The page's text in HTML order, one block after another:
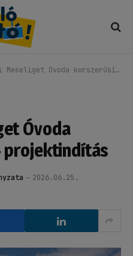
Óvoda korszerűsítése – projektindítás
Óvoda
projektindítás
2026.06.25.